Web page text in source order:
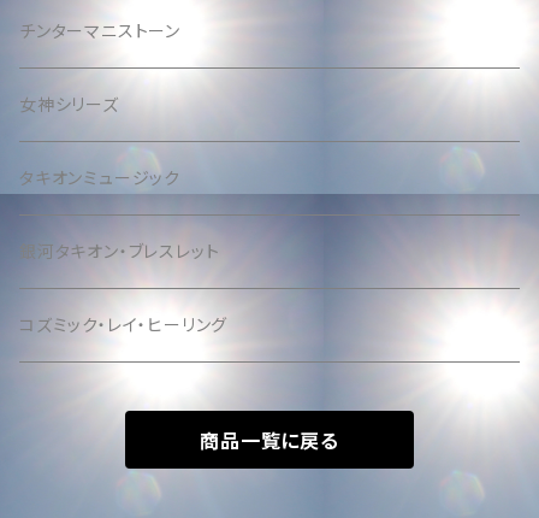
チンターマニストーン
女神シリーズ
タキオンミュージック
銀河タキオン・ブレスレット
コズミック・レイ・ヒーリング
商品一覧に戻る